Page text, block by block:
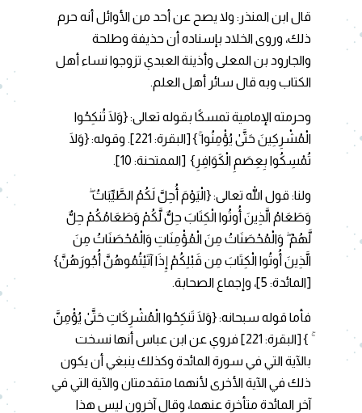
قال ابن المنذر: ولا يصح عن أحد من الأوائل أنه حرم
ذلك، وروى الخلاد بإسناده أن حذيفة وطلحة
والجارود بن المعلى وأذينة العبدي تزوجوا نساء أهل
الكتاب وبه قال سائر أهل العلم.
وحرمته الإمامية تمسكًا بقوله تعالى: {وَلَا تُنكِحُوا
الْمُشْرِكِينَ حَتَّىٰ يُؤْمِنُوا ۚ} [البقرة: 221]. وقوله: {وَلَا
تُمْسِكُوا بِعِصَمِ الْكَوَافِرِ} [الممتحنة: 10].
ولنا: قول الله تعالى: {الْيَوْمَ أُحِلَّ لَكُمُ الطَّيِّبَاتُ ۖ
وَطَعَامُ الَّذِينَ أُوتُوا الْكِتَابَ حِلٌّ لَّكُمْ وَطَعَامُكُمْ حِلٌّ
لَّهُمْ ۖ وَالْمُحْصَنَاتُ مِنَ الْمُؤْمِنَاتِ وَالْمُحْصَنَاتُ مِنَ
الَّذِينَ أُوتُوا الْكِتَابَ مِن قَبْلِكُمْ إِذَا آتَيْتُمُوهُنَّ أُجُورَهُنَّ}
[المائدة: 5]، وإجماع الصحابة.
فأما قوله سبحانه: {وَلَا تَنكِحُوا الْمُشْرِكَاتِ حَتَّىٰ يُؤْمِنَّ
ۚ }
[البقرة: 221] فروي عن ابن عباس أنها نسخت
بالآية التي في سورة المائدة وكذلك ينبغي أن يكون
ذلك في الآية الأخرى لأنهما متقدمتان والآية التي في
آخر المائدة متأخرة عنهما، وقال آخرون ليس هذا